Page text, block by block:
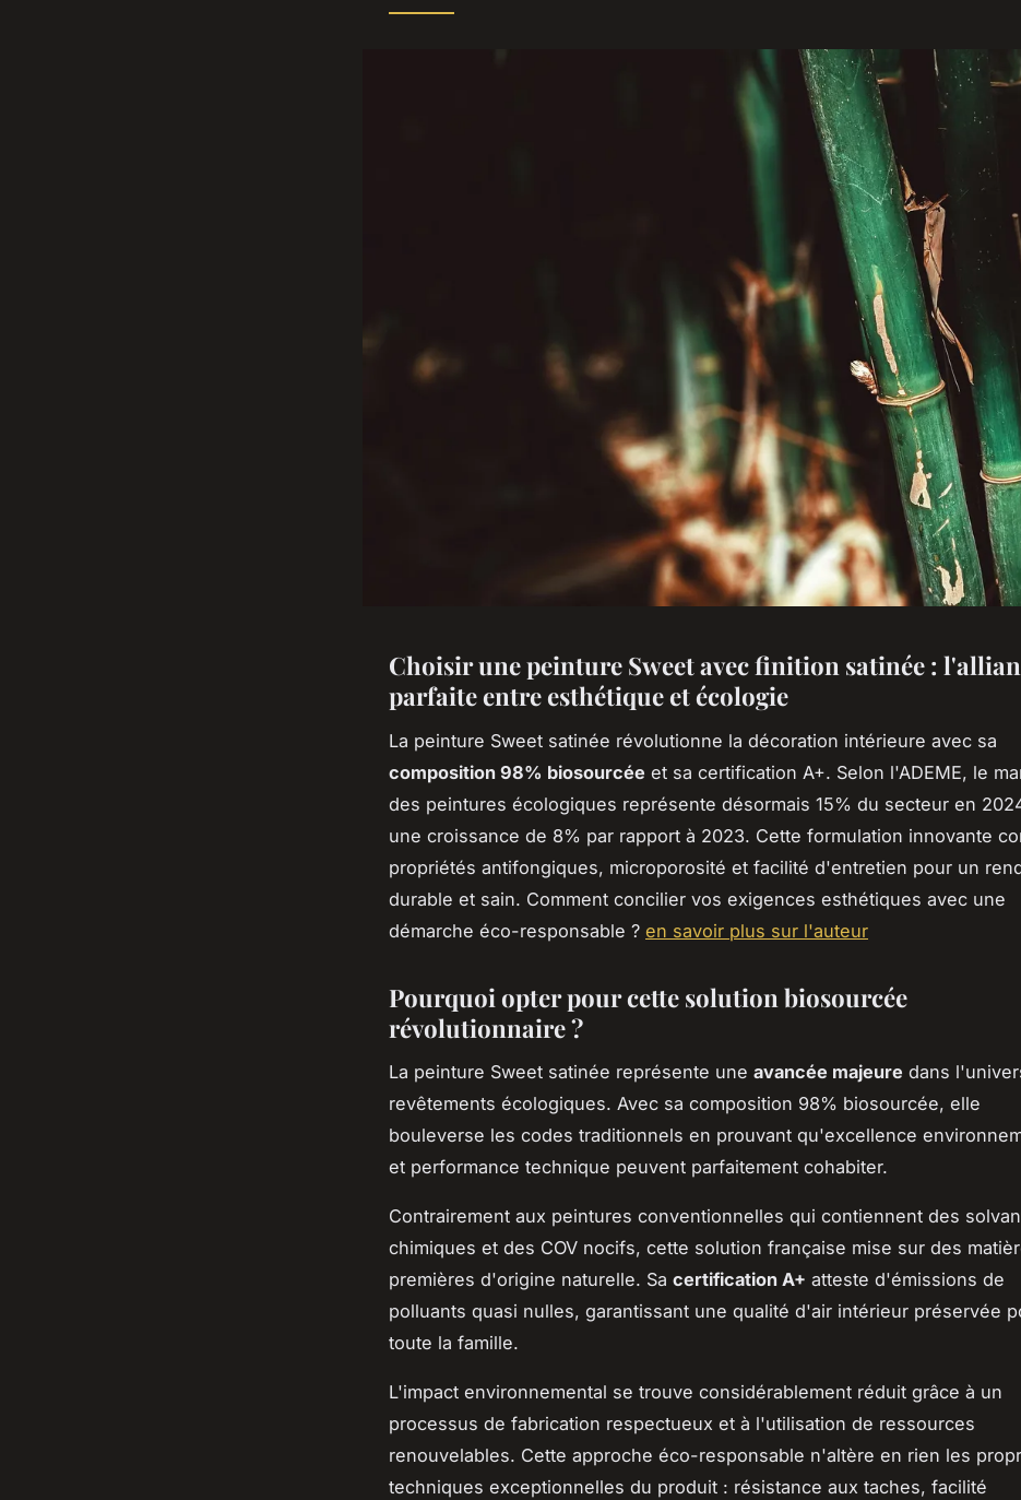
Choisir une peinture Sweet avec finition satinée :
parfaite entre esthétique et écologie
La peinture Sweet satinée révolutionne la décoration intérieure avec sa
composition 98% biosourcée et sa certification A+. Selon l'ADEME, le
des peintures écologiques représente désormais 15% du secteur en
une croissance de 8% par rapport à 2023. Cette formulation innovante
propriétés antifongiques, microporosité et facilité d'entretien pour un
durable et sain. Comment concilier vos exigences esthétiques avec une
démarche éco-responsable ? en savoir plus sur l'auteur
Pourquoi opter pour cette solution biosourcée
révolutionnaire ?
La peinture Sweet satinée représente une avancée majeure dans
revêtements écologiques. Avec sa composition 98% biosourcée, elle
bouleverse les codes traditionnels en prouvant qu'excellence
et performance technique peuvent parfaitement cohabiter.
Contrairement aux peintures conventionnelles qui contiennent des
chimiques et des COV nocifs, cette solution française mise sur des
premières d'origine naturelle. Sa certification A+ atteste d'émissions de
polluants quasi nulles, garantissant une qualité d'air intérieur préservée
toute la famille.
L'impact environnemental se trouve considérablement réduit grâce à un
processus de fabrication respectueux et à l'utilisation de ressources
renouvelables. Cette approche éco-responsable n'altère en rien les
techniques exceptionnelles du produit : résistance aux taches, facilité